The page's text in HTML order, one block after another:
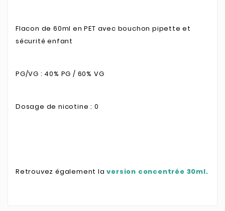
Flacon de 60ml en PET avec bouchon pipette et
sécurité enfant
PG/VG : 40% PG / 60% VG
Dosage de nicotine : 0
Retrouvez également laversion concentrée 30ml.